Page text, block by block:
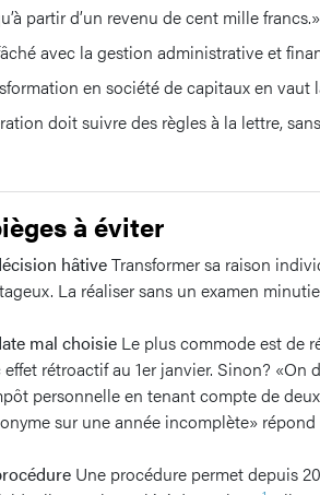
partir d’un revenu de cent mille
avec la gestion administrative et
en société de capitaux en
doit suivre des règles à la lettre,
à éviter
hâtiveTransformer sa raison
La réaliser sans un examen
mal choisie Le plus commode est de
effet rétroactif au 1er janvier. Sinon?
personnelle en tenant compte de
sur une année incomplète»
Une procédure permet depuis